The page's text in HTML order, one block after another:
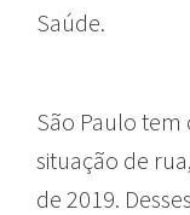
Saúde.
São Paulo tem
situação de
de 2019.